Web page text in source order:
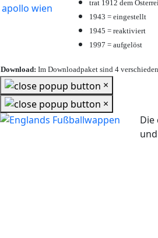
trat 1912 dem
1943 = eingestellt
1945 = reaktiviert
1997 = aufgelöst
Download: Im Downloadpaket sind 4
×
×
Die